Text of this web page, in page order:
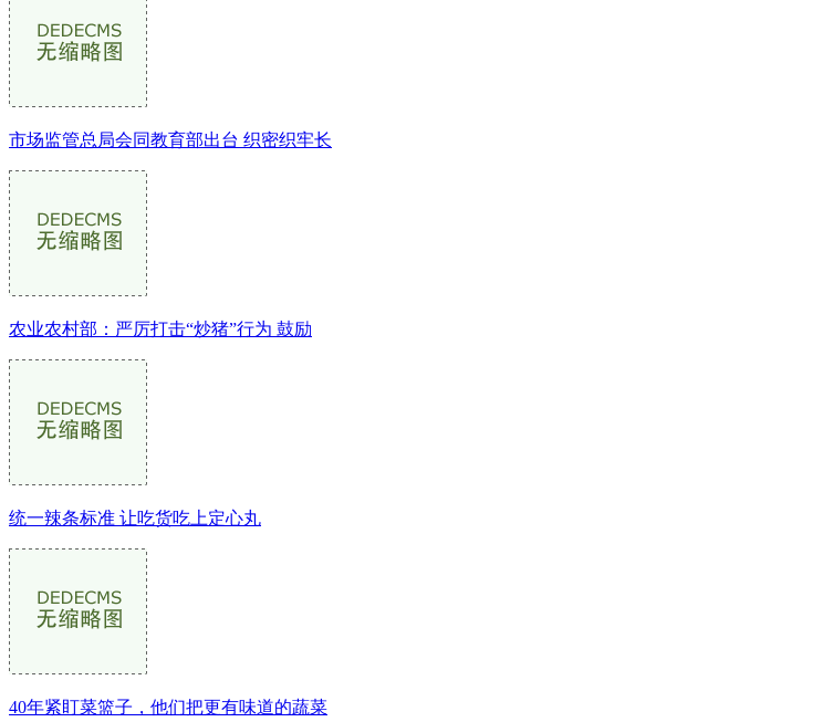
市场监管总局会同教育部出台 织密织牢长
农业农村部：严厉打击“炒猪”行为 鼓励
统一辣条标准 让吃货吃上定心丸
40年紧盯菜篮子，他们把更有味道的蔬菜